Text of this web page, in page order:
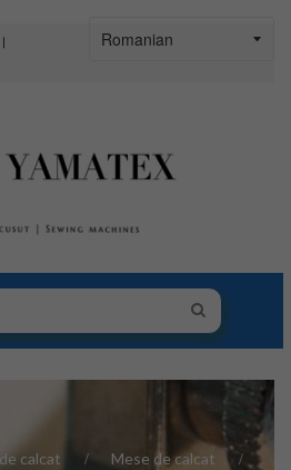
calcat Mese de calcat